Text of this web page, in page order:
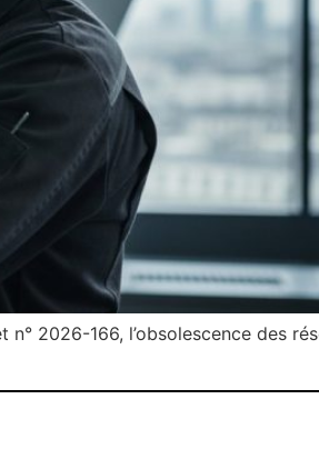
2026-166, l’obsolescence des